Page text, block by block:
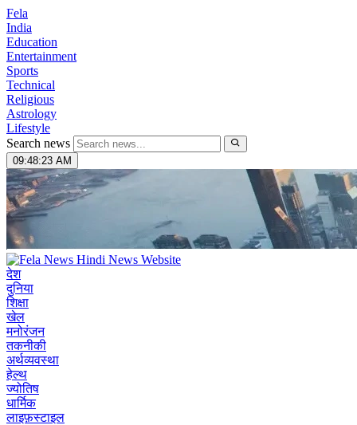
Fela
India
Education
Entertainment
Sports
Technical
Religious
Astrology
Lifestyle
Search news
09:48:24 AM
देश
दुनिया
शिक्षा
खेल
मनोरंजन
तकनीकी
अर्थव्यवस्था
हेल्थ
ज्योतिष
धार्मिक
लाइफ़स्टाइल